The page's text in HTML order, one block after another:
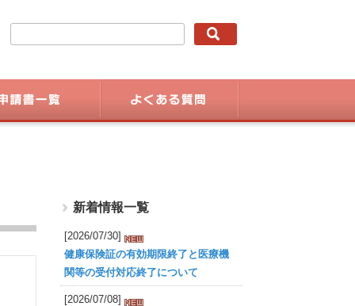
新着情報一覧
[2026/07/30]
健康保険証の有効期限終了と医療機
関等の受付対応終了について
[2026/07/08]